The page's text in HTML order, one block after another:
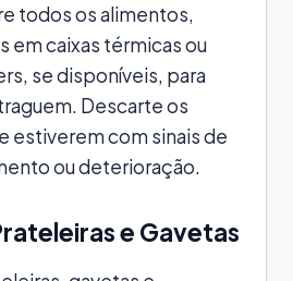
todos os alimentos,
em caixas térmicas ou
se disponíveis, para
Descarte os
estiverem com sinais de
ou deterioração.
e Gavetas